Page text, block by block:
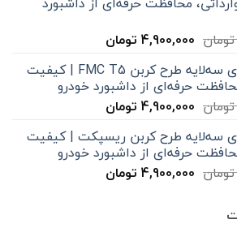
بود. است.
تومان قیمت
7,000,000 تومان
بود.
4,900,000 تومانقیمت
4,900,000 تومان
است.
روداشبوردی سه‌لایه طرح کربن FMC T5 | کیفیت
حرفه‌ای از داشبورد خودرو
تومان قیمت
7,000,000 تومان
بود.
4,900,000 تومانقیمت
4,900,000 تومان
است.
سه‌لایه طرح کربن ریسپکت | کیفیت
حرفه‌ای از داشبورد خودرو
تومان قیمت
4,900,000 تومانقیمت